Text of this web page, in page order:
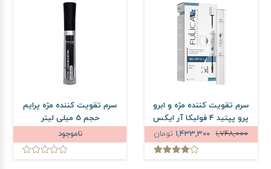
سرم تقویت کننده مژه و ابرو
پرو پپتید 4 فولیکا آر ایکس
1,748,000
تومان
سرم تقویت کننده مژه پرایم
حجم 5 میلی لیتر
ناموجود